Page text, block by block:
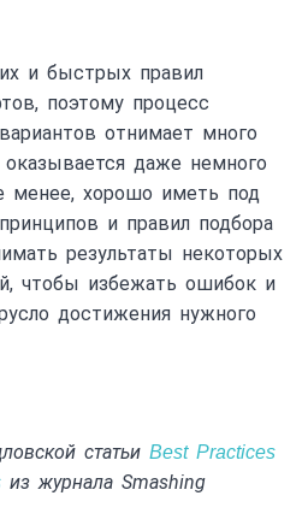
и быстрых правил
поэтому процесс
отнимает много
даже немного
менее, хорошо иметь под
и правил подбора
результаты некоторых
чтобы избежать ошибок и
достижения нужного
статьи Best Practices
из журнала Smashing